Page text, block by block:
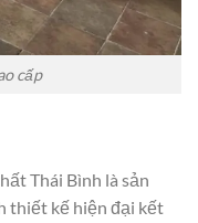
cấp
Thái Bình là sản
thiết kế hiện đại kết